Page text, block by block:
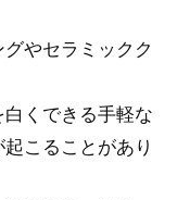
やセラミックク
くできる手軽な
こることがあり